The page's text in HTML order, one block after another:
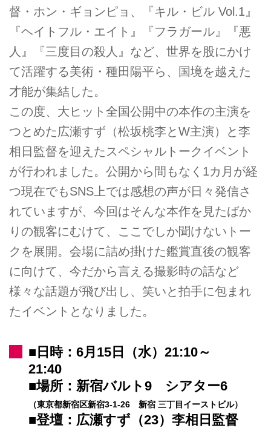
督・ホン・ギョンピョ、『キル・ビル Vol.1』
『ヘイトフル・エイト』『フラガール』『悪
人』『三度目の殺人』など、世界を股にかけ
て活躍する美術・種田陽平ら、国境を越えた
才能が集結した。
この度、大ヒット全国公開中の本作の主演を
つとめた広瀬すず（松坂桃李とW主演）と李
相日監督を迎えたスペシャルトークイベント
が行われました。公開から間もなく1カ月が経
つ現在でもSNS上では感想の声が日々発信さ
れていますが、今回はそんな本作を見たばか
りの観客にむけて、ここでしか聞けないトー
クを展開。会場に詰め掛けた鑑賞直後の観客
に向けて、今だから言える撮影時の話など
様々な話題が飛び出し、笑いと拍手に包まれ
たイベントとなりました。
■日時：6月15日（水）21:10～
21:40
■場所：新宿バルト9 シアター6
（東京都新宿区新宿3-1-26 新宿 三丁目イーストビル）
■登壇：広瀬すず（23）李相日監督